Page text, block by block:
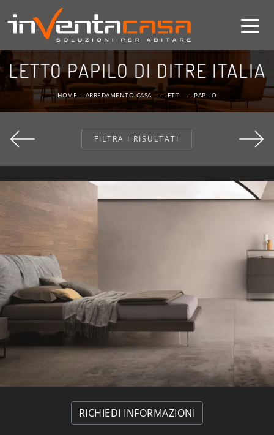
LETTO PAPILO DI DITRE ITALIA
HOME - ARREDAMENTO CASA - LETTI - PAPILO
FILTRA I RISULTATI
RICHIEDI INFORMAZIONI